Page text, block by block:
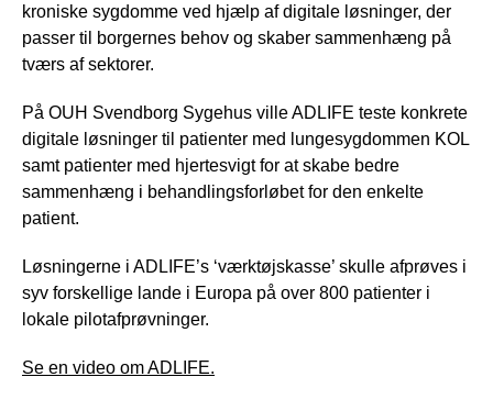
kroniske sygdomme ved hjælp af digitale løsninger, der
passer til borgernes behov og skaber sammenhæng på
tværs af sektorer.
På OUH Svendborg Sygehus ville ADLIFE teste konkrete
digitale løsninger til patienter med lungesygdommen KOL
samt patienter med hjertesvigt for at skabe bedre
sammenhæng i behandlingsforløbet for den enkelte
patient.
Løsningerne i ADLIFE’s ‘værktøjskasse’ skulle afprøves i
syv forskellige lande i Europa på over 800 patienter i
lokale pilotafprøvninger.
Se en video om ADLIFE.